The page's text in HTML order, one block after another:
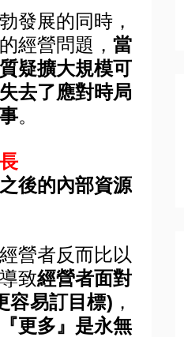
發展的同時，
經營問題， 當
疑擴大規模可
去了應對時局
。
後的內部資源
營者反而比以
致經營者面對
容易訂目標) ，
更多』是永無